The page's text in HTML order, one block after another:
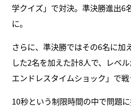
学クイズ」で対決。準決勝進出6
に。
さらに、準決勝ではその6名に加
した2名を加えた計8人で、レベ
エンドレスタイムショック」で戦
10秒という制限時間の中で問題